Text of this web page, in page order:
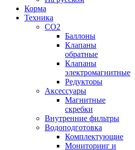
Корма
Техника
CO2
Баллоны
Клапаны
обратные
Клапаны
электромагнитные
Редукторы
Аксессуары
Магнитные
скребки
Внутренние фильтры
Водоподготовка
Комплектующие
Мониторинг и